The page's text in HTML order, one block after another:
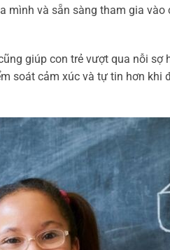
mình và sẵn sàng tham gia
giúp con trẻ vượt qua nỗi
soát cảm xúc và tự tin hơn khi